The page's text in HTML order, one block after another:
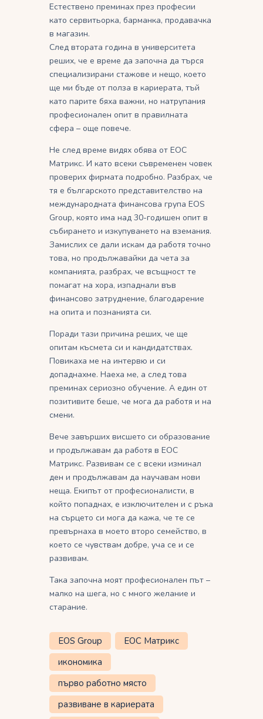
Естествено преминах през професии
като сервитьорка, барманка, продавачка
в магазин.
След втората година в университета
реших, че е време да започна да търся
специализирани стажове и нещо, което
ще ми бъде от полза в кариерата, тъй
като парите бяха важни, но натрупания
професионален опит в правилната
сфера – още повече.
Не след време видях обява от ЕОС
Матрикс. И като всеки съвременен човек
проверих фирмата подробно. Разбрах, че
тя е българското представителство на
международната финансова група EOS
Group, която има над 30-годишен опит в
събирането и изкупуването на вземания.
Замислих се дали искам да работя точно
това, но продължавайки да чета за
компанията, разбрах, че всъщност те
помагат на хора, изпаднали във
финансово затруднение, благодарение
на опита и познанията си.
Поради тази причина реших, че ще
опитам късмета си и кандидатствах.
Повикаха ме на интервю и си
допаднахме. Наеха ме, а след това
преминах сериозно обучение. А един от
позитивите беше, че мога да работя и на
смени.
Вече завърших висшето си образование
и продължавам да работя в ЕОС
Матрикс. Развивам се с всеки изминал
ден и продължавам да научавам нови
неща. Екипът от професионалисти, в
който попаднах, е изключителен и с ръка
на сърцето си мога да кажа, че те се
превърнаха в моето второ семейство, в
което се чувствам добре, уча се и се
развивам.
Така започна моят професионален път –
малко на шега, но с много желание и
старание.
EOS Group
ЕОС Матрикс
икономика
първо работно място
развиване в кариерата